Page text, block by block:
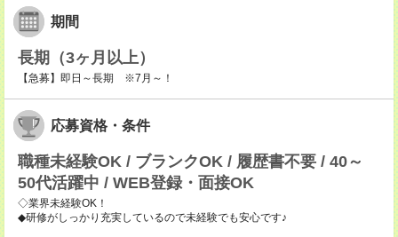
期間
長期（3ヶ月以上）
【急募】即日～長期 ※7月～！
応募資格・条件
職種未経験OK / ブランクOK / 履歴書不要 / 40～
50代活躍中 / WEB登録・面接OK
◇業界未経験OK！
◆研修がしっかり充実しているので未経験でも安心です♪